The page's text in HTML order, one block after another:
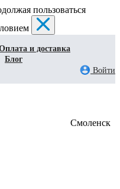
пользоваться
и доставка
Блог
Войти
Смоленск